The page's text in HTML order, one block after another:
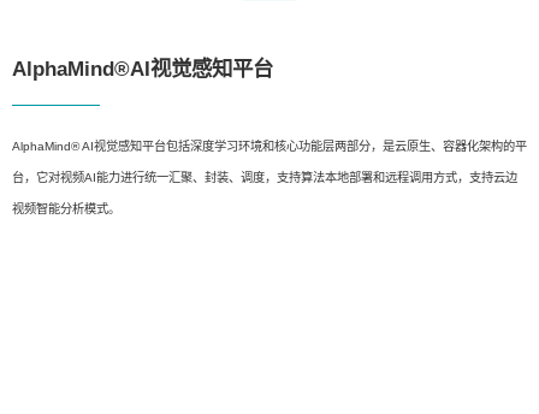
AlphaMind®AI视觉感知平台
AlphaMind® AI视觉感知平台包括深度学习环境和核心功能层两部分，是云原生、容器化架构的平
台，它对视频AI能力进行统一汇聚、封装、调度，支持算法本地部署和远程调用方式，支持云边
视频智能分析模式。